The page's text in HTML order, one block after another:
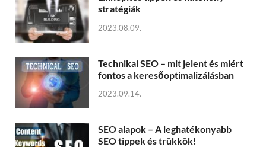
stratégiák
2023.08.09.
Technikai SEO – mit jelent és miért
fontos a keresőoptimalizálásban
2023.09.14.
SEO alapok – A leghatékonyabb
SEO tippek és trükkök!